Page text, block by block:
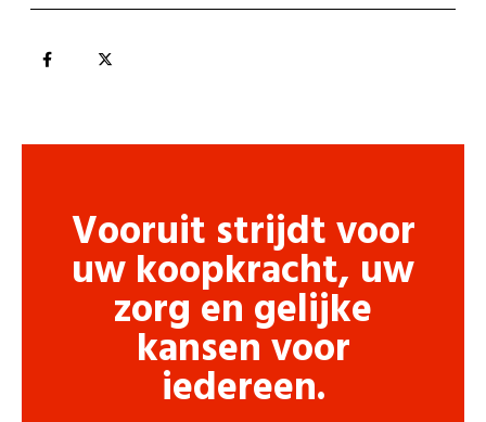
Vooruit strijdt voor
uw koopkracht, uw
zorg en gelijke
kansen voor
iedereen.